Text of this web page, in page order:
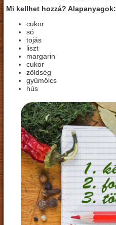
Mi kellhet hozzá? Alapanyagok:
cukor
só
tojás
liszt
margarin
cukor
zöldség
gyümölcs
hús